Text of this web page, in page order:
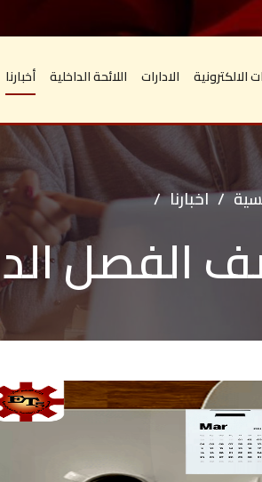
الالكترونية الادارات اللائحة الداخلية أخبارنا
/ اخبارنا /
الفصل